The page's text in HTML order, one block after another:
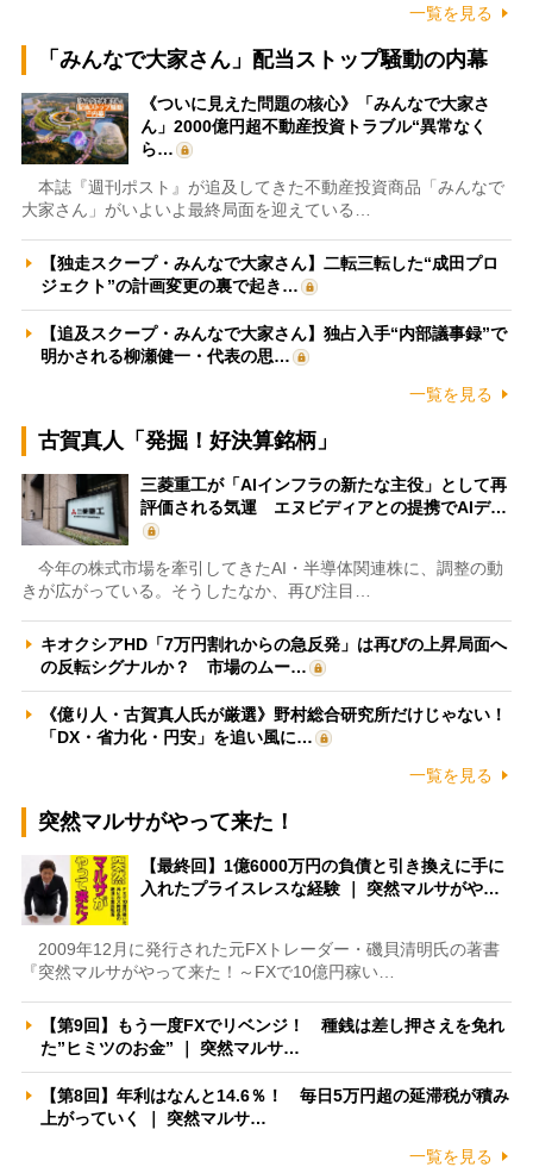
一覧を見る
「みんなで大家さん」配当ストップ騒動の内幕
《ついに見えた問題の核心》「みんなで大家さ
ん」2000億円超不動産投資トラブル“異常なく
ら…
本誌『週刊ポスト』が追及してきた不動産投資商品「みんなで
大家さん」がいよいよ最終局面を迎えている…
【独走スクープ・みんなで大家さん】二転三転した“成田プロ
ジェクト”の計画変更の裏で起き…
【追及スクープ・みんなで大家さん】独占入手“内部議事録”で
明かされる柳瀬健一・代表の思…
一覧を見る
古賀真人「発掘！好決算銘柄」
三菱重工が「AIインフラの新たな主役」として再
評価される気運 エヌビディアとの提携でAIデ…
今年の株式市場を牽引してきたAI・半導体関連株に、調整の動
きが広がっている。そうしたなか、再び注目…
キオクシアHD「7万円割れからの急反発」は再びの上昇局面へ
の反転シグナルか？ 市場のムー…
《億り人・古賀真人氏が厳選》野村総合研究所だけじゃない！
「DX・省力化・円安」を追い風に…
一覧を見る
突然マルサがやって来た！
【最終回】1億6000万円の負債と引き換えに手に
入れたプライスレスな経験 ｜ 突然マルサがや…
2009年12月に発行された元FXトレーダー・磯貝清明氏の著書
『突然マルサがやって来た！～FXで10億円稼い…
【第9回】もう一度FXでリベンジ！ 種銭は差し押さえを免れ
た”ヒミツのお金” ｜ 突然マルサ…
【第8回】年利はなんと14.6％！ 毎日5万円超の延滞税が積み
上がっていく ｜ 突然マルサ…
一覧を見る